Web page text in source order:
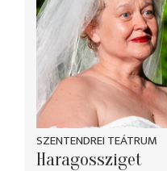
SZENTENDREI TEÁTRUM
Haragossziget